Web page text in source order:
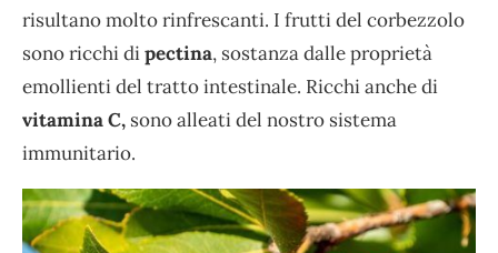
risultano molto rinfrescanti. I frutti del corbezzolo
sono ricchi dipectina, sostanza dalle proprietà
emollienti del tratto intestinale. Ricchi anche di
vitamina C, sono alleati del nostro sistema
immunitario.